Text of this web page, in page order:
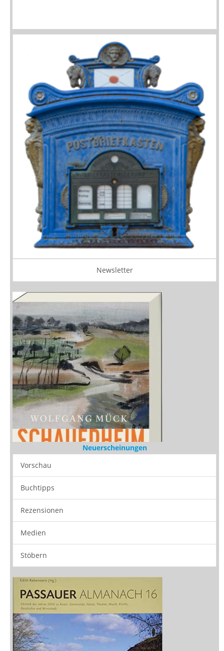
Newsletter
Neuerscheinungen
Vorschau
Buchtipps
Rezensionen
Medien
Stöbern